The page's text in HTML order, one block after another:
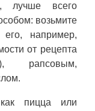
лучше всего
возьмите
например,
от рецепта
рапсовым,
пицца или